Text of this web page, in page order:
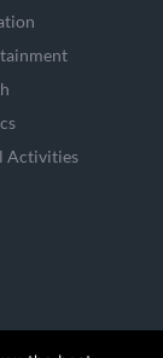
Activities